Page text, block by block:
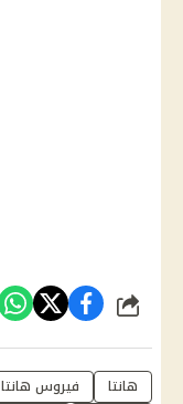
شارك
هانتا فيروس هانتا